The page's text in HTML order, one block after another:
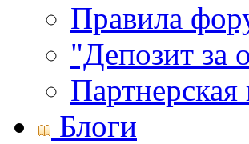
Правила
"Депозит за
Блоги